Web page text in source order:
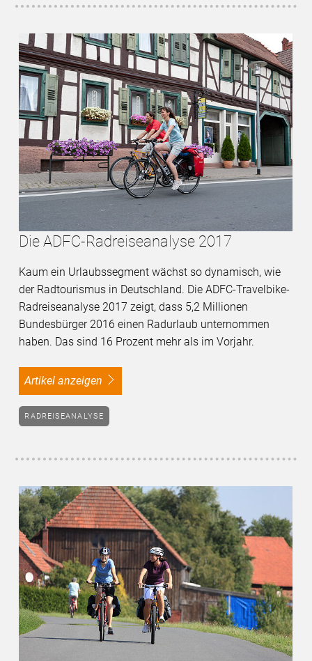
Die ADFC-Radreiseanalyse 2017
Kaum ein Urlaubssegment wächst so dynamisch, wie
der Radtourismus in Deutschland. Die ADFC-Travelbike-
Radreiseanalyse 2017 zeigt, dass 5,2 Millionen
Bundesbürger 2016 einen Radurlaub unternommen
haben. Das sind 16 Prozent mehr als im Vorjahr.
Artikel anzeigen
RADREISEANALYSE